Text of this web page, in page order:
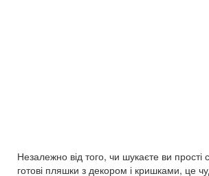
Незалежно від того, чи шукаєте ви прості
готові пляшки з декором і кришками, це